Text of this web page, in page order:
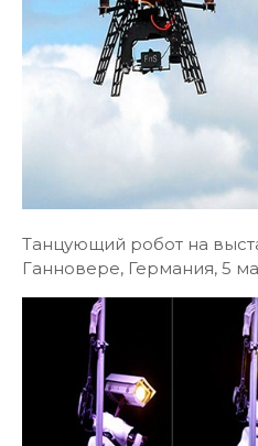
Танцующий робот на
Ганновере, Германия, 5